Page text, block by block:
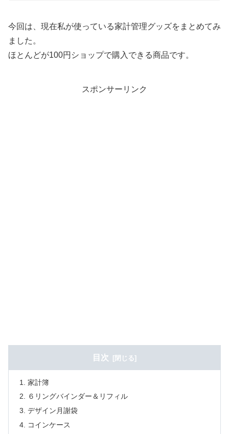
今回は、現在私が使っている家計管理グッズをまとめてみ
ました。
ほとんどが100円ショップで購入できる商品です。
スポンサーリンク
目次
家計簿
６リングバインダー＆リフィル
デザイン月謝袋
コインケース